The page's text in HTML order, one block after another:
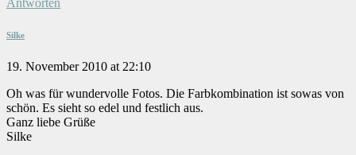
Antworten
Silke
19. November 2010 at 22:10
Oh was für wundervolle Fotos. Die Farbkombination ist sowas von
schön. Es sieht so edel und festlich aus.
Ganz liebe Grüße
Silke